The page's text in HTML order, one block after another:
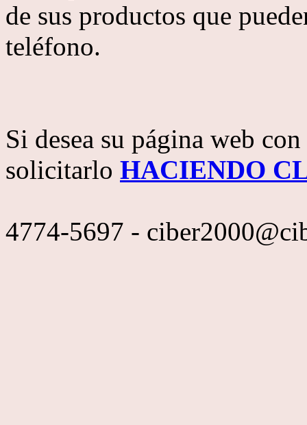
de sus productos que
teléfono.
Si desea su página web
solicitarlo HACIENDO
4774-5697 -